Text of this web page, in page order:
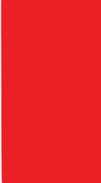
2x club
ovocia,
2x
Romantický
1x
jahôd,